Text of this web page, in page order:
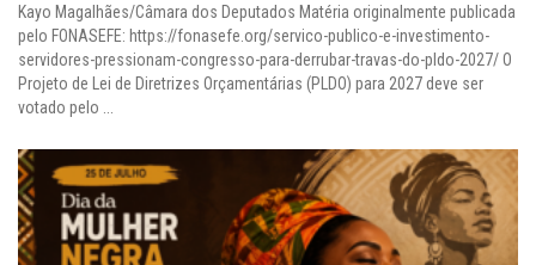
Kayo Magalhães/Câmara dos Deputados Matéria originalmente publicada
pelo FONASEFE: https://fonasefe.org/servico-publico-e-investimento-
servidores-pressionam-congresso-para-derrubar-travas-do-pldo-2027/ O
Projeto de Lei de Diretrizes Orçamentárias (PLDO) para 2027 deve ser
votado pelo ...